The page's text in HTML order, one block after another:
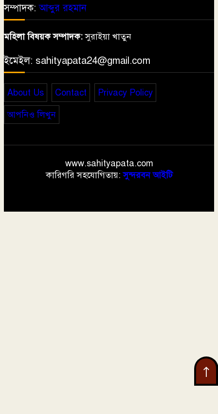
সম্পাদক:আব্দুর রহমান
মহিলা বিষয়ক সম্পাদক:সুরাইয়া খাতুন
ইমেইল: sahityapata24@gmail.com
About Us Contact Privacy Policy
আপনিও লিখুন
www.sahityapata.com
কারিগরি সহযোগিতায়:সুন্দরবন আইটি